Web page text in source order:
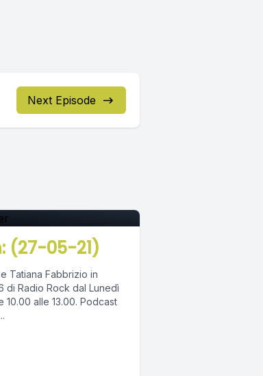
Next Episode
(27-05-21)
Tatiana Fabbrizio in
di Radio Rock dal Lunedì
alle 13.00. Podcast